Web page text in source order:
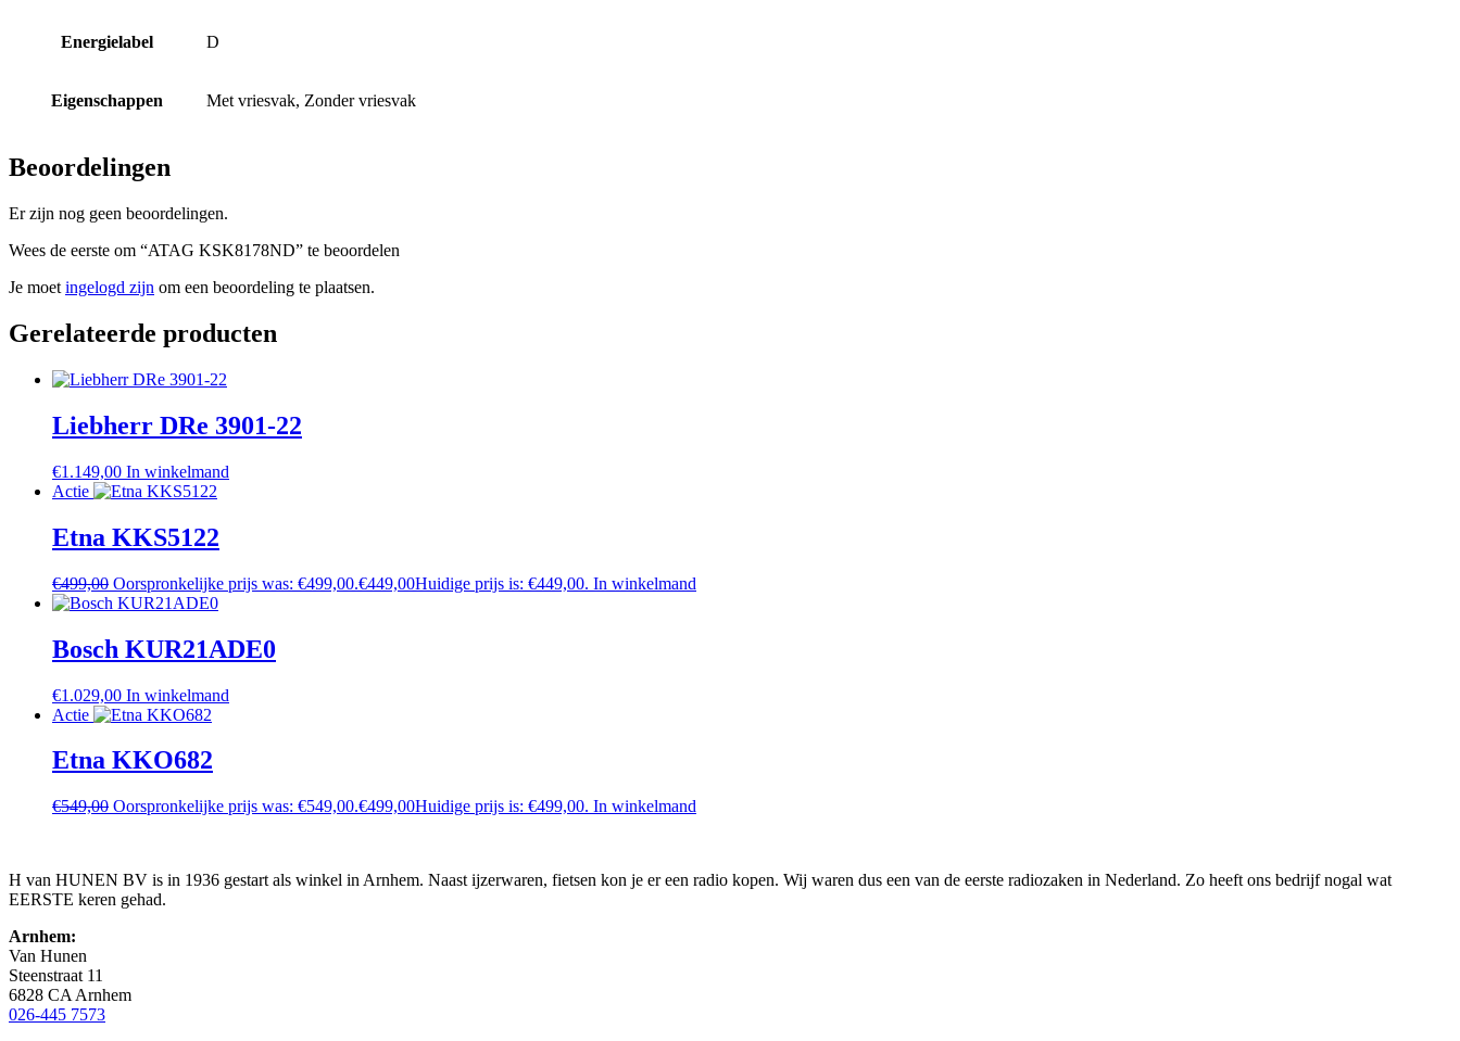
Energielabel D
Eigenschappen Met vriesvak, Zonder vriesvak
Beoordelingen
Er zijn nog geen beoordelingen.
Wees de eerste om “ATAG KSK8178ND” te beoordelen
Je moet ingelogd zijn om een beoordeling te plaatsen.
Gerelateerde producten
Liebherr DRe 3901-22
€1.149,00 In winkelmand
Actie
Etna KKS5122
€499,00 Oorspronkelijke prijs was: €499,00.€449,00Huidige prijs is: €449,00. In winkelmand
Bosch KUR21ADE0
€1.029,00 In winkelmand
Actie
Etna KKO682
€549,00 Oorspronkelijke prijs was: €549,00.€499,00Huidige prijs is: €499,00. In winkelmand
H van HUNEN BV is in 1936 gestart als winkel in Arnhem. Naast ijzerwaren, fietsen kon je er een radio kopen. Wij waren dus een van de eerste radiozaken in Nederland. Zo heeft ons bedrijf nogal wat
EERSTE keren gehad.
Arnhem:
Van Hunen
Steenstraat 11
6828 CA Arnhem
026-445 7573